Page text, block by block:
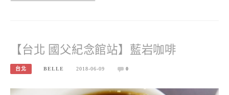
【台北 國父紀念館站】藍岩咖啡
台北 BELLE 2018-06-09 0